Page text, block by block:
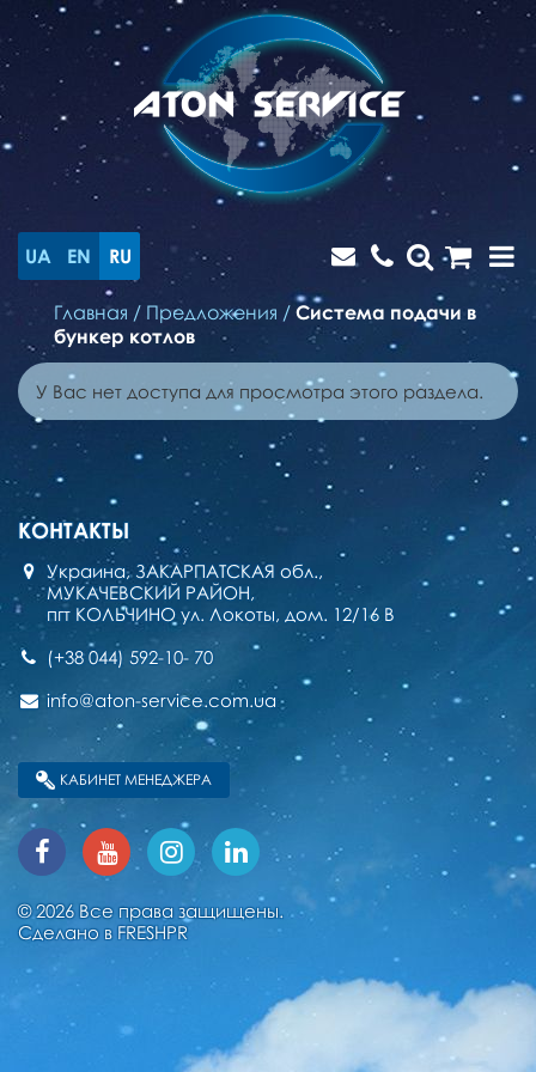
UA EN RU
Главная / Предложения / Система подачи в
бункер котлов
У Вас нет доступа для просмотра этого раздела.
КОНТАКТЫ
Украина, ЗАКАРПАТСКАЯ обл.,
МУКАЧЕВСКИЙ РАЙОН,
пгт КОЛЬЧИНО ул. Локоты, дом. 12/16 В
(+38 044) 592-10- 70
info@aton-service.com.ua
КАБИНЕТ МЕНЕДЖЕРА
© 2026 Все права защищены.
Сделано в FRESHPR